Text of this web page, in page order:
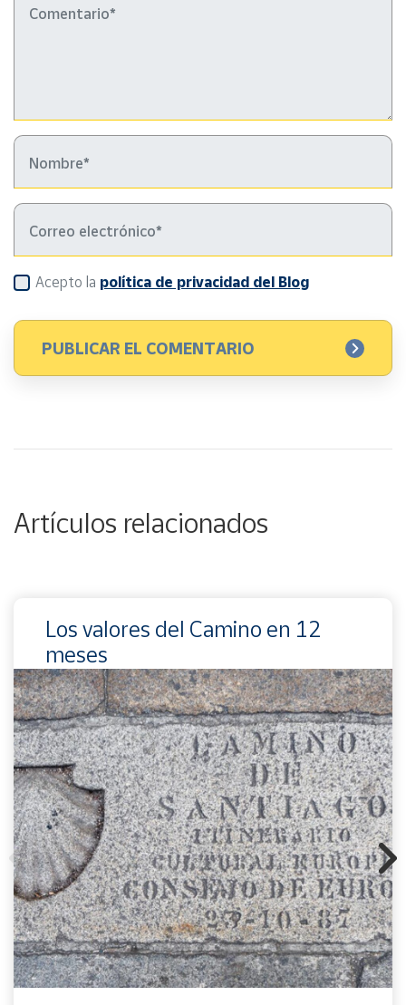
Acepto la política de privacidad del Blog
Artículos relacionados
Los valores del Camino en 12
meses